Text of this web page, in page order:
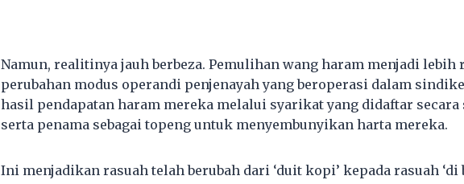
Namun, realitinya jauh berbeza. Pemulihan wang haram menjadi lebih
perubahan modus operandi penjenayah yang beroperasi dalam
hasil pendapatan haram mereka melalui syarikat yang didaftar
serta penama sebagai topeng untuk menyembunyikan harta mereka.
Ini menjadikan rasuah telah berubah dari ‘duit kopi’ kepada rasuah ‘di